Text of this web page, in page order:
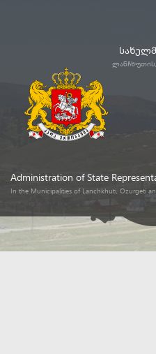
Administration of State
In the Municipalities of Lanchkhuti, Ozurgeti